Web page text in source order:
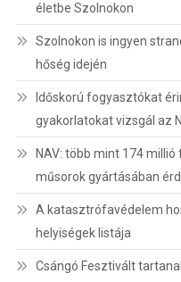
életbe Szolnokon
Szolnokon is ingyen
hőség idején
Időskorú fogyasztókat
gyakorlatokat vizsgál az
NAV: több mint 174
műsorok gyártásában
A katasztrófavédelem
helyiségek listája
Csángó Fesztivált